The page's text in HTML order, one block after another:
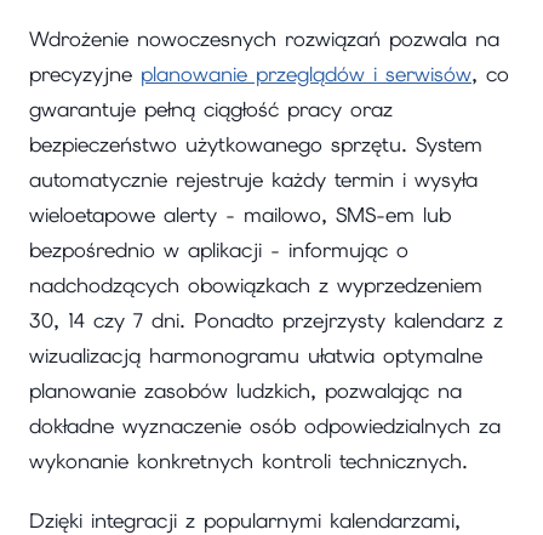
Wdrożenie nowoczesnych rozwiązań pozwala na
precyzyjne planowanie przeglądów i serwisów, co
gwarantuje pełną ciągłość pracy oraz
bezpieczeństwo użytkowanego sprzętu. System
automatycznie rejestruje każdy termin i wysyła
wieloetapowe alerty - mailowo, SMS-em lub
bezpośrednio w aplikacji - informując o
nadchodzących obowiązkach z wyprzedzeniem
30, 14 czy 7 dni. Ponadto przejrzysty kalendarz z
wizualizacją harmonogramu ułatwia optymalne
planowanie zasobów ludzkich, pozwalając na
dokładne wyznaczenie osób odpowiedzialnych za
wykonanie konkretnych kontroli technicznych.
Dzięki integracji z popularnymi kalendarzami,